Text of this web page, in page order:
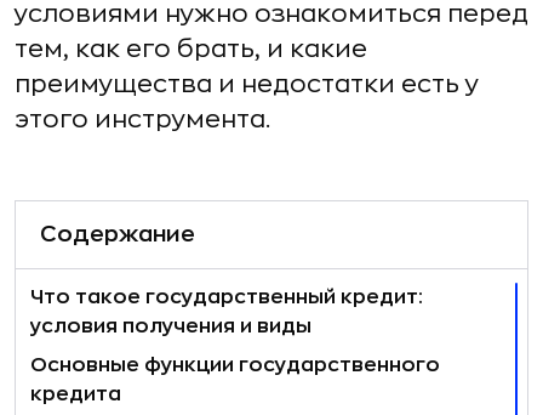
условиями нужно ознакомиться перед
тем, как его брать, и какие
преимущества и недостатки есть у
этого инструмента.
Содержание
Что такое государственный кредит:
условия получения и виды
Основные функции государственного
кредита